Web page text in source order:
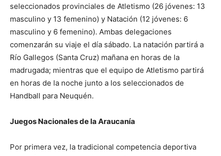
seleccionados provinciales de Atletismo (26 jóvenes: 13
masculino y 13 femenino) y Natación (12 jóvenes: 6
masculino y 6 femenino). Ambas delegaciones
comenzarán su viaje el día sábado. La natación partirá a
Río Gallegos (Santa Cruz) mañana en horas de la
madrugada; mientras que el equipo de Atletismo partirá
en horas de la noche junto a los seleccionados de
Handball para Neuquén.
Juegos Nacionales de la Araucanía
Por primera vez, la tradicional competencia deportiva